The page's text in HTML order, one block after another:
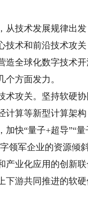
技术发展规律出发
技术和前沿技术攻
造全球化数字技术
方面发力。
攻关。坚持软硬协
计算等新型计算架
快“量子+超导”“量
领军企业的资源倾
产业化应用的创新
下游共同推进的软